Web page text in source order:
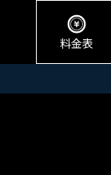
料金表